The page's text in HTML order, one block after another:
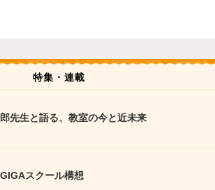
特集・連載
先生と語る、教室の今と近未来
GIGAスクール構想